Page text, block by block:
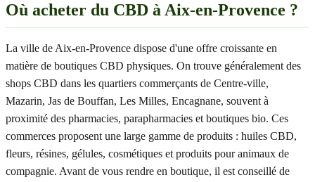
Où acheter du CBD à Aix-en-Provence ?
La ville de Aix-en-Provence dispose d'une offre croissante en
matière de boutiques CBD physiques. On trouve généralement des
shops CBD dans les quartiers commerçants de Centre-ville,
Mazarin, Jas de Bouffan, Les Milles, Encagnane, souvent à
proximité des pharmacies, parapharmacies et boutiques bio. Ces
commerces proposent une large gamme de produits : huiles CBD,
fleurs, résines, gélules, cosmétiques et produits pour animaux de
compagnie. Avant de vous rendre en boutique, il est conseillé de